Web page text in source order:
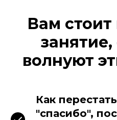
Вам
волнуют
Как
"спасибо",